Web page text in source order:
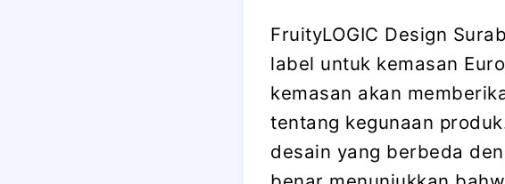
FruityLOGIC Design
label untuk kemasan
kemasan akan
tentang kegunaan
desain yang berbeda